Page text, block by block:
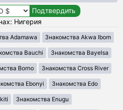
Нигерия
Adamawa Знакомства Akwa Ibom
Bauchi Знакомства Bayelsa
Borno Знакомства Cross River
Ebonyi Знакомства Edo
Знакомства Enugu